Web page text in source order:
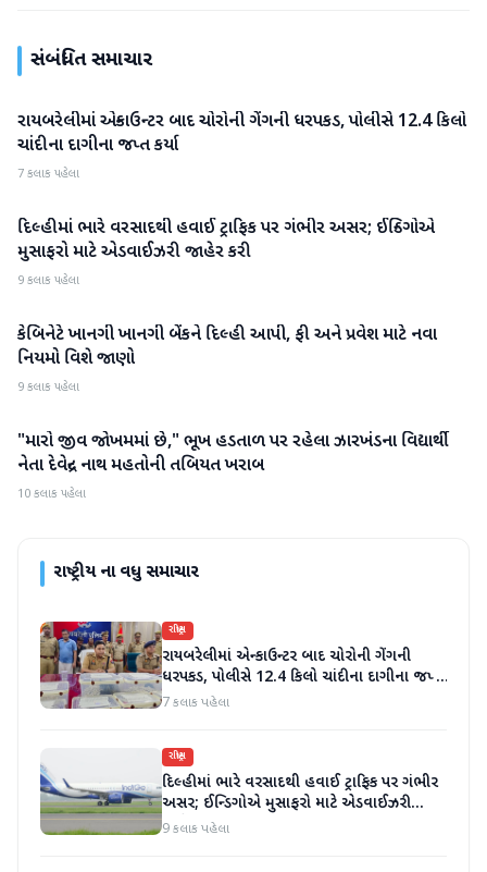
સંબંધિત સમાચાર
રાષ્ટ્રીય
રાયબરેલીમાં એન્કાઉન્ટર બાદ ચોરોની ગેંગની ધરપકડ, પોલીસે 12.4 કિલો
ચાંદીના દાગીના જપ્ત કર્યા
7 કલાક પહેલા
રાષ્ટ્રીય
દિલ્હીમાં ભારે વરસાદથી હવાઈ ટ્રાફિક પર ગંભીર અસર; ઈન્ડિગોએ
મુસાફરો માટે એડવાઈઝરી જાહેર કરી
9 કલાક પહેલા
રાષ્ટ્રીય
કેબિનેટે ખાનગી ખાનગી બેંકને દિલ્હી આપી, ફી અને પ્રવેશ માટે નવા
નિયમો વિશે જાણો
9 કલાક પહેલા
રાષ્ટ્રીય
"મારો જીવ જોખમમાં છે," ભૂખ હડતાળ પર રહેલા ઝારખંડના વિદ્યાર્થી
નેતા દેવેન્દ્ર નાથ મહતોની તબિયત ખરાબ
10 કલાક પહેલા
રાષ્ટ્રીયના વધુ સમાચાર
રાષ્ટ્રીય
રાયબરેલીમાં એન્કાઉન્ટર બાદ ચોરોની ગેંગની
ધરપકડ, પોલીસે 12.4 કિલો ચાંદીના દાગીના જપ્ત
કર્યા
7 કલાક પહેલા
રાષ્ટ્રીય
દિલ્હીમાં ભારે વરસાદથી હવાઈ ટ્રાફિક પર ગંભીર
અસર; ઈન્ડિગોએ મુસાફરો માટે એડવાઈઝરી
જાહેર કરી
9 કલાક પહેલા